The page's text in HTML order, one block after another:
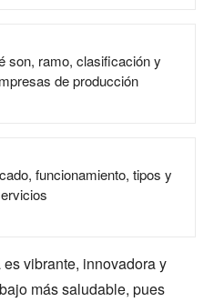
son, ramo, clasificación y
de producción
funcionamiento, tipos y
vibrante, innovadora y
más saludable, pues